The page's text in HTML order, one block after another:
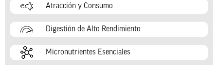
Atracción y Consumo
Digestión de Alto Rendimiento
Micronutrientes Esenciales